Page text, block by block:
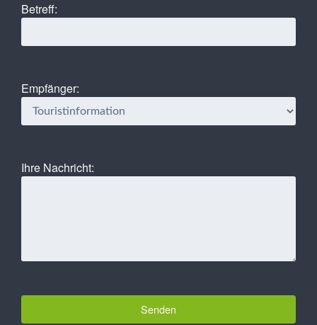
Betreff:
Empfänger:
Ihre Nachricht: